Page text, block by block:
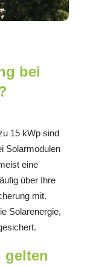
bei
15 kWp sind
Solarmodulen
eine
über Ihre
mit.
Solarenergie,
gelten